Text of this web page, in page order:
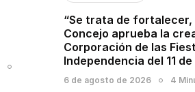
“Se trata de fortalecer,
Concejo aprueba la
Corporación de las
Independencia del 11
6 de agosto de 2026 4